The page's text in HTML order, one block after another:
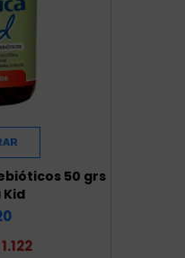
50 grs
1.122